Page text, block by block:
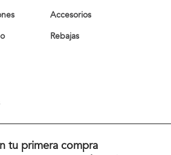
Accesorios
Rebajas
tu primera compra